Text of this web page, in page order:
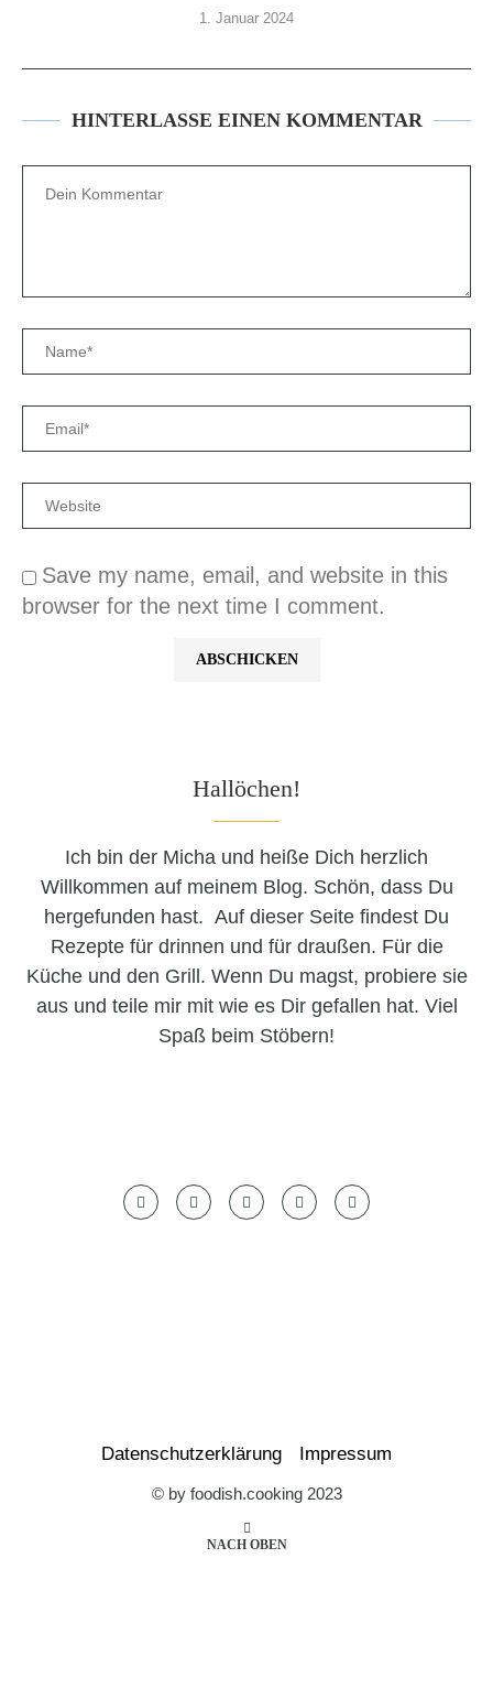
1. Januar 2024
HINTERLASSE EINEN KOMMENTAR
Save my name, email, and website in this
browser for the next time I comment.
Hallöchen!
Ich bin der Micha und heiße Dich herzlich
Willkommen auf meinem Blog. Schön, dass Du
hergefunden hast. Auf dieser Seite findest Du
Rezepte für drinnen und für draußen. Für die
Küche und den Grill. Wenn Du magst, probiere sie
aus und teile mir mit wie es Dir gefallen hat. Viel
Spaß beim Stöbern!
Datenschutzerklärung Impressum
© by foodish.cooking 2023
NACH OBEN